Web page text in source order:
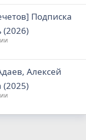
Подписка
(2026)
Алексей
(2025)
почта